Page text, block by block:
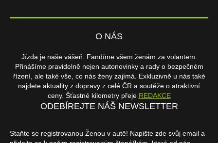
O NÁS
Jízda je naše vášeň. Fandíme všem ženám za volantem.
Přinášíme pravidelně nejen autonovinky a rady o bezpečném
řízení, ale také vše, co nás ženy zajímá. Exkluzivně u nás také
najdete aktuality z dopravy z celé ČR a soutěže o atraktivní
ceny. Šťastné kilometry přeje REDAKCE
ODEBÍREJTE NÁŠ NEWSLETTER
Staňte se registrovanou Ženou v autě! Napište zde svůj email a